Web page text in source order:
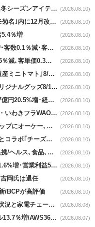
良品計画news｜｢MUJI Labo｣2026年秋冬シーズンアイテム発売 (2026.08.10)
東急ストアnews｜東横線菊名駅｢エトモ菊名｣内に12月改装オープン (2026.08.10)
％増 (2026.08.10)
マミーマートnews｜７月既存店1.8%増･客数0.1％減･客単価1.9％増 (2026.08.10)
イズミnews｜7月既存店1.2%減/客数1.5％減､客単価0.3％増 (2026.08.10)
東武ストアnews｜糖度７度以上｢北海道産ミニトマト｣8/11販売 (2026.08.10)
平和堂news｜平和堂ロゴマーク使用オリジナルグッズ8/10販売開始 (2026.08.10)
マミーマートnews｜第3Q営業収益1717億円20.5%増･経常利益3.6%増 (2026.08.10)
イオン東北news｜大好きふくしま元気・いわきフラWAONの利用金額一部寄付 (2026.08.10)
日本生産性本部news｜｢顧客満足度｣トップにオーケー､コスモス薬品など選出 (2026.08.10)
ミニストップnews｜ブルダック炒め麺とコラボ｢チーズハットグ｣8/7発売 (2026.08.10)
三菱商事news｜メディパルHDと業務提携/ヘルス､食品､日用品で協業 (2026.08.10)
東急ストアnews｜第1Q売上高534億円1.6%増･営業利益5億円13.3%減 (2026.08.10)
岡氏は退任 (2026.08.10)
/BCPが高評価 (2026.08.10)
Weekly Review｜熊本地震/店舗の営業状況と家電チェーンの支援策 (2026.08.08)
Amazon news｜2Q営業収益2006億ドル13.7％増/AWS36.8％％増が貢献 (2026.08.07)